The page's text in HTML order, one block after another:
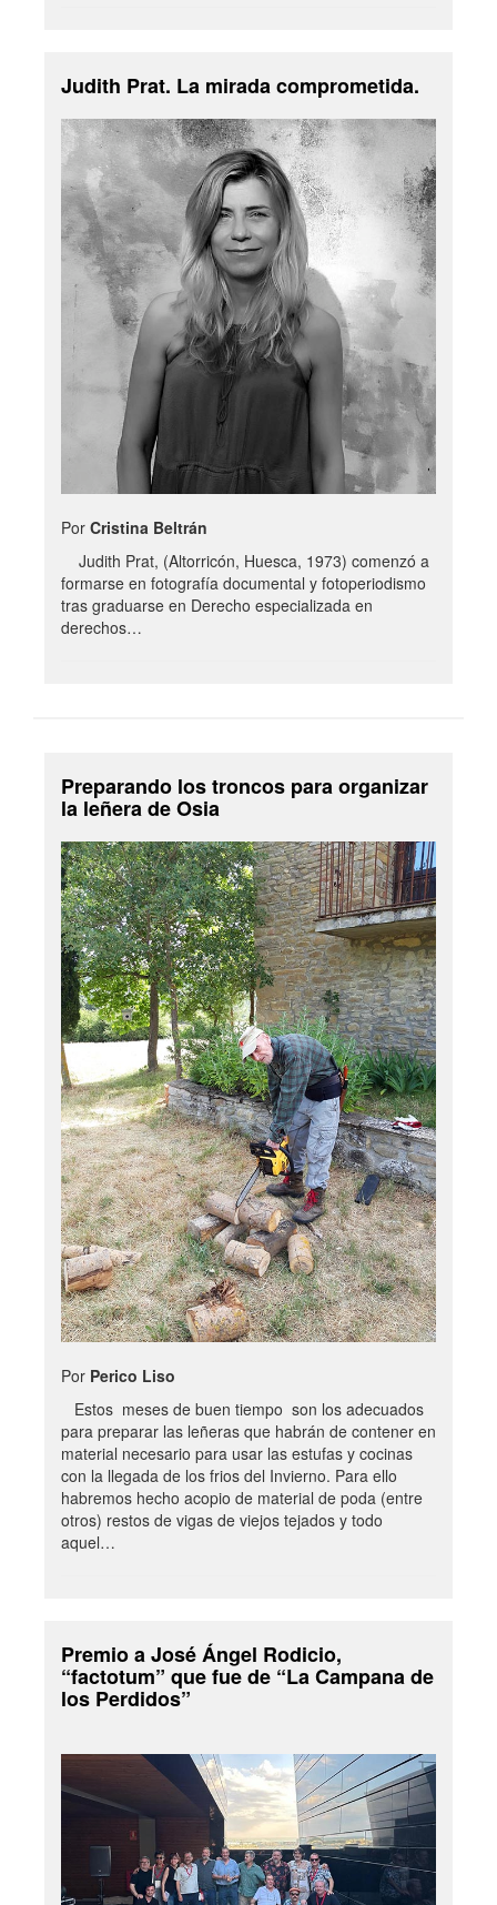
Judith Prat. La mirada comprometida.
Por Cristina Beltrán
Judith Prat, (Altorricón, Huesca, 1973) comenzó a
formarse en fotografía documental y fotoperiodismo
tras graduarse en Derecho especializada en
derechos…
Preparando los troncos para organizar
la leñera de Osia
Por Perico Liso
Estos meses de buen tiempo son los adecuados
para preparar las leñeras que habrán de contener en
material necesario para usar las estufas y cocinas
con la llegada de los frios del Invierno. Para ello
habremos hecho acopio de material de poda (entre
otros) restos de vigas de viejos tejados y todo
aquel…
Premio a José Ángel Rodicio,
“factotum” que fue de “La Campana de
los Perdidos”